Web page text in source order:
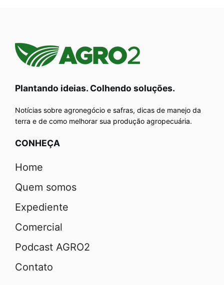
Plantando ideias. Colhendo soluções.
Notícias sobre agronegócio e safras, dicas de manejo da
terra e de como melhorar sua produção agropecuária.
CONHEÇA
Home
Quem somos
Expediente
Comercial
Podcast AGRO2
Contato